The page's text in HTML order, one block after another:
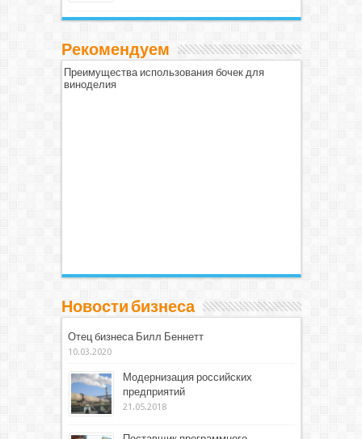
Рекомендуем
Преимущества использования бочек для
виноделия
Новости бизнеса
Отец бизнеса Билл Беннетт
10.03.2020
Модернизация российских
предприятий
21.05.2018